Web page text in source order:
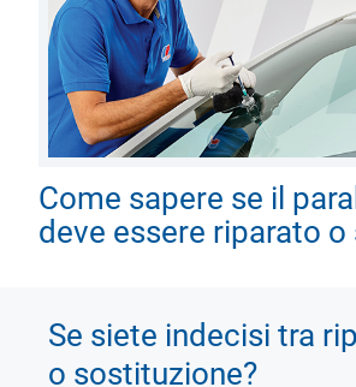
Come sapere se il
deve essere riparato
Se siete indecisi tra
o sostituzione?